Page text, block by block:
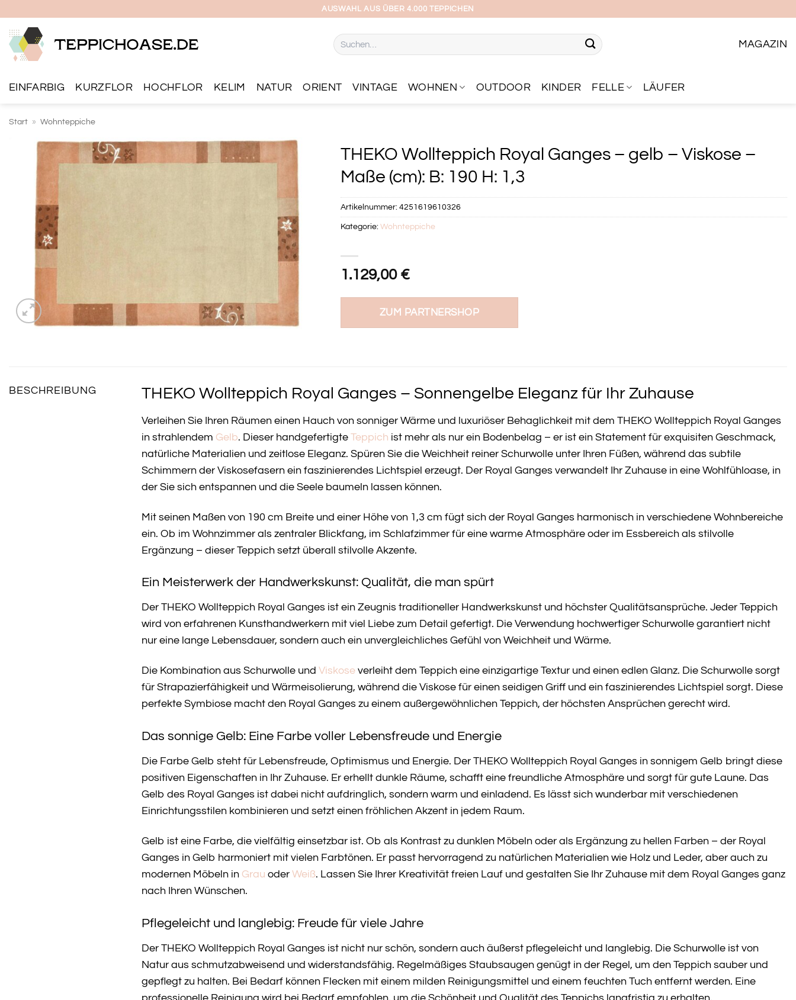
springen
AUSWAHL AUS ÜBER 4.000 TEPPICHEN
Suchen
nach:
MAGAZIN
EINFARBIG KURZFLOR HOCHFLOR KELIM NATUR ORIENT VINTAGE WOHNEN OUTDOOR KINDER FELLE LÄUFER
Start » Wohnteppiche
THEKO Wollteppich Royal Ganges – gelb – Viskose –
Maße (cm): B: 190 H: 1,3
1.129,00 €
ZUM PARTNERSHOP
Artikelnummer: 4251619610326
Kategorie: Wohnteppiche
BESCHREIBUNG THEKO Wollteppich Royal Ganges – Sonnengelbe Eleganz für Ihr Zuhause
Verleihen Sie Ihren Räumen einen Hauch von sonniger Wärme und luxuriöser Behaglichkeit mit dem THEKO Wollteppich Royal Ganges
in strahlendem Gelb. Dieser handgefertigte Teppich ist mehr als nur ein Bodenbelag – er ist ein Statement für exquisiten Geschmack,
natürliche Materialien und zeitlose Eleganz. Spüren Sie die Weichheit reiner Schurwolle unter Ihren Füßen, während das subtile
Schimmern der Viskosefasern ein faszinierendes Lichtspiel erzeugt. Der Royal Ganges verwandelt Ihr Zuhause in eine Wohlfühloase, in
der Sie sich entspannen und die Seele baumeln lassen können.
Mit seinen Maßen von 190 cm Breite und einer Höhe von 1,3 cm fügt sich der Royal Ganges harmonisch in verschiedene Wohnbereiche
ein. Ob im Wohnzimmer als zentraler Blickfang, im Schlafzimmer für eine warme Atmosphäre oder im Essbereich als stilvolle
Ergänzung – dieser Teppich setzt überall stilvolle Akzente.
Ein Meisterwerk der Handwerkskunst: Qualität, die man spürt
Der THEKO Wollteppich Royal Ganges ist ein Zeugnis traditioneller Handwerkskunst und höchster Qualitätsansprüche. Jeder Teppich
wird von erfahrenen Kunsthandwerkern mit viel Liebe zum Detail gefertigt. Die Verwendung hochwertiger Schurwolle garantiert nicht
nur eine lange Lebensdauer, sondern auch ein unvergleichliches Gefühl von Weichheit und Wärme.
Die Kombination aus Schurwolle und Viskose verleiht dem Teppich eine einzigartige Textur und einen edlen Glanz. Die Schurwolle sorgt
für Strapazierfähigkeit und Wärmeisolierung, während die Viskose für einen seidigen Griff und ein faszinierendes Lichtspiel sorgt. Diese
perfekte Symbiose macht den Royal Ganges zu einem außergewöhnlichen Teppich, der höchsten Ansprüchen gerecht wird.
Das sonnige Gelb: Eine Farbe voller Lebensfreude und Energie
Die Farbe Gelb steht für Lebensfreude, Optimismus und Energie. Der THEKO Wollteppich Royal Ganges in sonnigem Gelb bringt diese
positiven Eigenschaften in Ihr Zuhause. Er erhellt dunkle Räume, schafft eine freundliche Atmosphäre und sorgt für gute Laune. Das
Gelb des Royal Ganges ist dabei nicht aufdringlich, sondern warm und einladend. Es lässt sich wunderbar mit verschiedenen
Einrichtungsstilen kombinieren und setzt einen fröhlichen Akzent in jedem Raum.
Gelb ist eine Farbe, die vielfältig einsetzbar ist. Ob als Kontrast zu dunklen Möbeln oder als Ergänzung zu hellen Farben – der Royal
Ganges in Gelb harmoniert mit vielen Farbtönen. Er passt hervorragend zu natürlichen Materialien wie Holz und Leder, aber auch zu
modernen Möbeln in Grau oder Weiß. Lassen Sie Ihrer Kreativität freien Lauf und gestalten Sie Ihr Zuhause mit dem Royal Ganges ganz
nach Ihren Wünschen.
Pflegeleicht und langlebig: Freude für viele Jahre
Der THEKO Wollteppich Royal Ganges ist nicht nur schön, sondern auch äußerst pflegeleicht und langlebig. Die Schurwolle ist von
Natur aus schmutzabweisend und widerstandsfähig. Regelmäßiges Staubsaugen genügt in der Regel, um den Teppich sauber und
gepflegt zu halten. Bei Bedarf können Flecken mit einem milden Reinigungsmittel und einem feuchten Tuch entfernt werden. Eine